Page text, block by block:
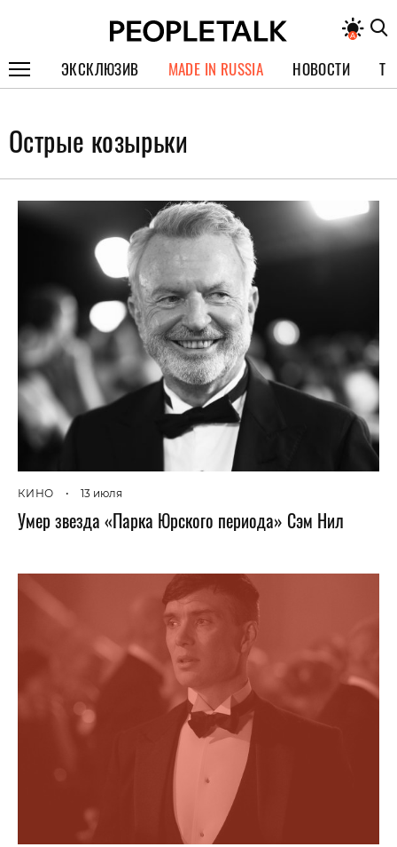
ЭКСКЛЮЗИВ
СПЕЦПРОЕКТЫ
ИНТЕРВЬЮ
ПОКОЛЕНИЕ
MADE IN RUSSIA НОВОСТИ
Острые козырьки
КИНО • 13 июля
Умер звезда «Парка Юрского периода» Сэм Нил